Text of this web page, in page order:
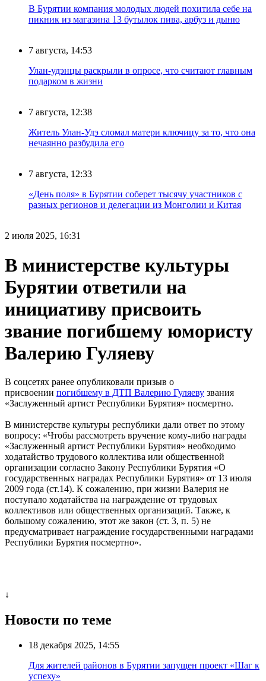
В Бурятии компания молодых людей похитила себе на
пикник из магазина 13 бутылок пива, арбуз и дыню
7 августа, 14:53
Улан-удэнцы раскрыли в опросе, что считают главным
подарком в жизни
7 августа, 12:38
Житель Улан-Удэ сломал матери ключицу за то, что она
нечаянно разбудила его
7 августа, 12:33
«День поля» в Бурятии соберет тысячу участников с
разных регионов и делегации из Монголии и Китая
2 июля 2025, 16:31
В министерстве культуры
Бурятии ответили на
инициативу присвоить
звание погибшему юмористу
Валерию Гуляеву
В соцсетях ранее опубликовали призыв о
присвоении погибшему в ДТП Валерию Гуляеву звания
«Заслуженный артист Республики Бурятия» посмертно.
В министерстве культуры республики дали ответ по этому
вопросу: «Чтобы рассмотреть вручение кому-либо награды
«Заслуженный артист Республики Бурятия» необходимо
ходатайство трудового коллектива или общественной
организации согласно Закону Республики Бурятия «О
государственных наградах Республики Бурятия» от 13 июля
2009 года (ст.14). К сожалению, при жизни Валерия не
поступало ходатайства на награждение от трудовых
коллективов или общественных организаций. Также, к
большому сожалению, этот же закон (ст. 3, п. 5) не
предусматривает награждение государственными наградами
Республики Бурятия посмертно».
↓
Новости по теме
18 декабря 2025, 14:55
Для жителей районов в Бурятии запущен проект «Шаг к
успеху»